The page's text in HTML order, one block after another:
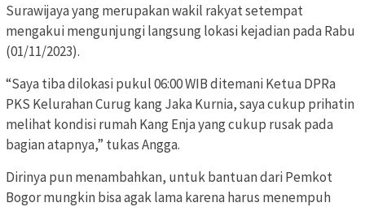
Surawijaya yang merupakan wakil rakyat setempat
mengakui mengunjungi langsung lokasi kejadian pada Rabu
(01/11/2023).
“Saya tiba dilokasi pukul 06:00 WIB ditemani Ketua DPRa
PKS Kelurahan Curug kang Jaka Kurnia, saya cukup prihatin
melihat kondisi rumah Kang Enja yang cukup rusak pada
bagian atapnya,” tukas Angga.
Dirinya pun menambahkan, untuk bantuan dari Pemkot
Bogor mungkin bisa agak lama karena harus menempuh